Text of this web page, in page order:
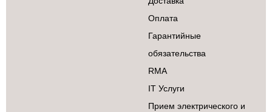
Оплата
Гарантийные
обязательства
RMA
IT Услуги
Прием электрического и